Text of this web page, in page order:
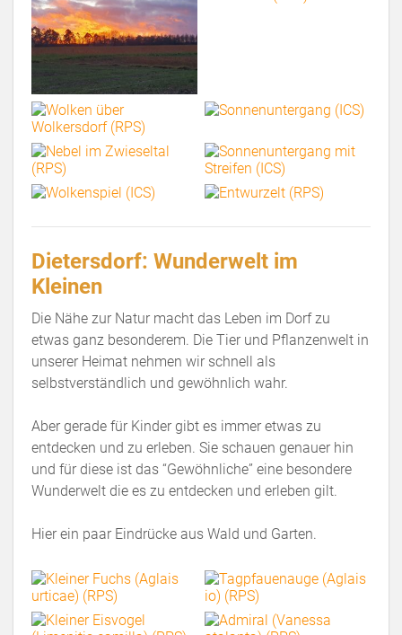
Dietersdorf: Wunderwelt im
Kleinen
Die Nähe zur Natur macht das Leben im Dorf zu
etwas ganz besonderem. Die Tier und Pflanzenwelt in
unserer Heimat nehmen wir schnell als
selbstverständlich und gewöhnlich wahr.
Aber gerade für Kinder gibt es immer etwas zu
entdecken und zu erleben. Sie schauen genauer hin
und für diese ist das “Gewöhnliche” eine besondere
Wunderwelt die es zu entdecken und erleben gilt.
Hier ein paar Eindrücke aus Wald und Garten.